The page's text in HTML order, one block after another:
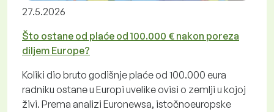
27.5.2026
Što ostane od plaće od 100.000 € nakon poreza
diljem Europe?
Koliki dio bruto godišnje plaće od 100.000 eura
radniku ostane u Europi uvelike ovisi o zemlji u kojoj
živi. Prema analizi Euronewsa, istočnoeuropske